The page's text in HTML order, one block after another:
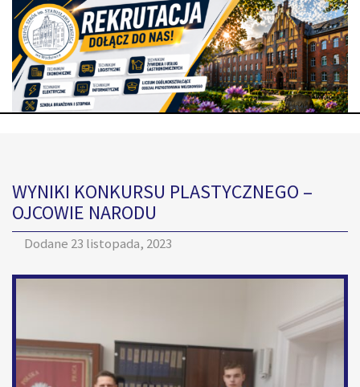
WYNIKI KONKURSU PLASTYCZNEGO –
OJCOWIE NARODU
Dodane 23 listopada, 2023